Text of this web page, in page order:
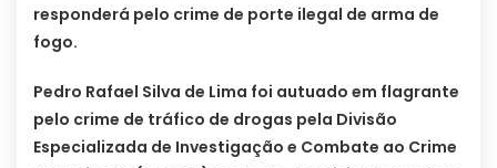
responderá pelo crime de porte ilegal de arma de
fogo.
Pedro Rafael Silva de Lima foi autuado em flagrante
pelo crime de tráfico de drogas pela Divisão
Especializada de Investigação e Combate ao Crime